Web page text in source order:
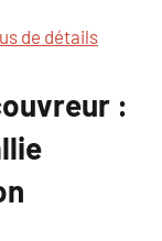
de détails
: